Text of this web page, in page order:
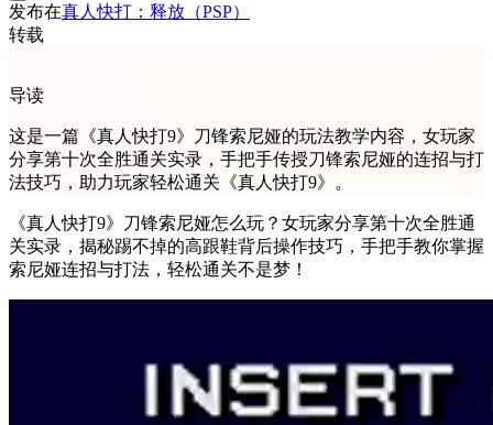
发布在真人快打：释放（PSP）
转载
导读
这是一篇《真人快打9》刀锋索尼娅的玩法教学内容，女玩家
分享第十次全胜通关实录，手把手传授刀锋索尼娅的连招与打
法技巧，助力玩家轻松通关《真人快打9》。
《真人快打9》刀锋索尼娅怎么玩？女玩家分享第十次全胜通
关实录，揭秘踢不掉的高跟鞋背后操作技巧，手把手教你掌握
索尼娅连招与打法，轻松通关不是梦！